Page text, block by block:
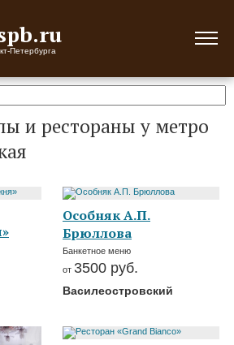
Петербурга
и рестораны у метро
Особняк А.П.
Брюллова
Банкетное меню
от 3500 руб.
Василеостровский